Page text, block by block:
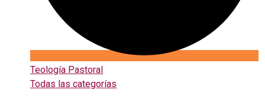
Teología Pastoral
Todas las categorías